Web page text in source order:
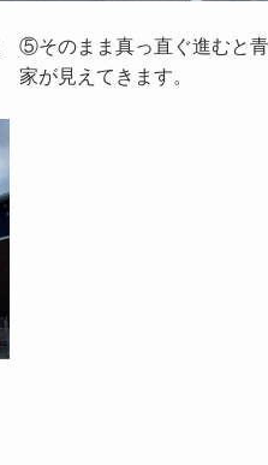
⑤そのまま真っ直ぐ進むと
家が見えてきます。